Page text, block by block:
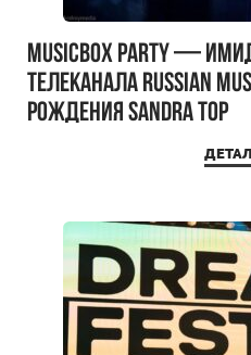
MUSICBOX PARTY —
телеканала RUSSIAN
рождения Sandra Top